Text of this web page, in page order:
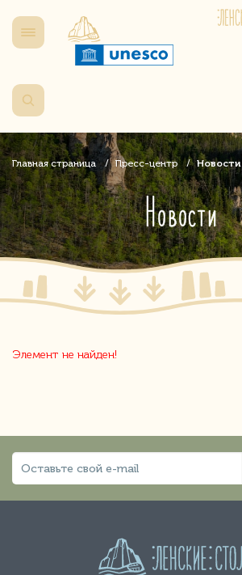
Главная страница Пресс-центр Новости
Новости
Элемент не найден!